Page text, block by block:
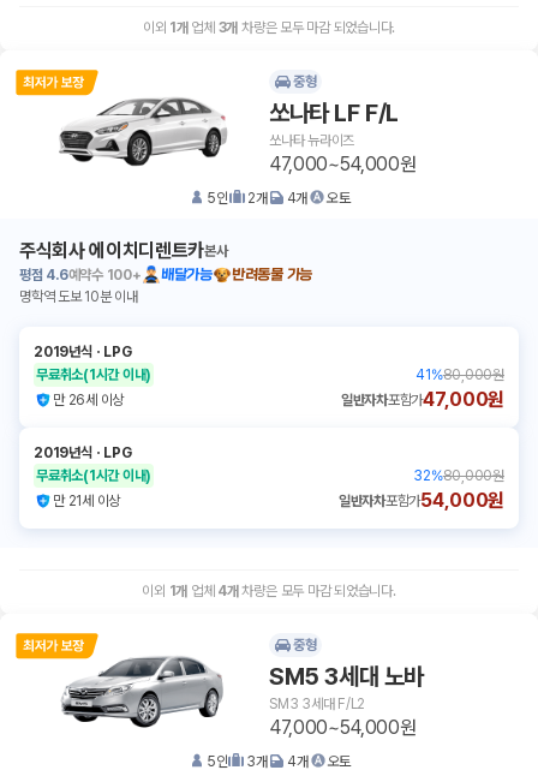
이외 1 개 업체 3개 차량은 모두 마감 되었습니다.
중형
쏘나타 LF F/L
쏘나타 뉴라이즈
47,000~54,000원
5인 2개 4개 오토
주식회사 에이치디렌트카본사
평점 4.6예약수 100+ 배달가능
반려동물 가능
명학역 도보 10분 이내
2019년식 ㆍ LPG
무료취소(1시간 이내) 41 %80,000원
만 26세 이상
일반자차포함가47,000원
2019년식 ㆍ LPG
무료취소(1시간 이내) 32%80,000원
만 21세 이상
일반자차포함가54,000원
이외 1개 업체 4개 차량은 모두 마감 되었습니다.
중형
SM5 3세대 노바
SM3 3세대 F/L2
47,000~54,000원
5인 3개 4개 오토